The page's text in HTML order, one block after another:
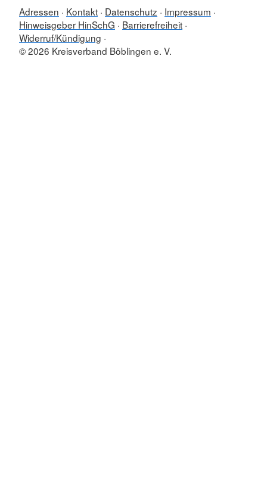
Adressen Kontakt Datenschutz
Impressum
Hinweisgeber HinSchG
Barrierefreiheit
Widerruf/Kündigung
© 2026 Kreisverband Böblingen e. V.